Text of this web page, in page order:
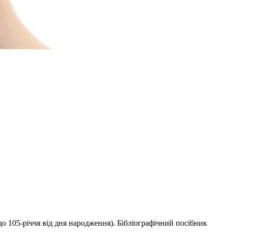
річчя від дня народження). Бібліографічний посібник